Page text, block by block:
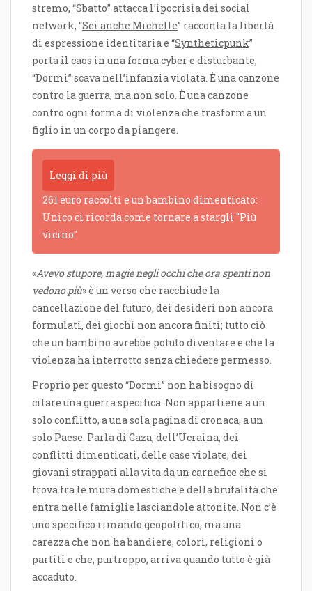
stremo, “Sbatto” attacca l’ipocrisia dei social
network, “Sei anche Michelle” racconta la libertà
di espressione identitaria e “Syntheticpunk”
porta il caos in una forma cyber e disturbante,
“Dormi” scava nell’infanzia violata. È una canzone
contro la guerra, ma non solo. È una canzone
contro ogni forma di violenza che trasforma un
figlio in un corpo da piangere.
Leggi di più
261 euro raccolti e un bambino dimenticato:
Unico ci ricorda come tornare a stargli "Più
vicino"
«Avevo stupore, magie negli occhi che ora spenti non
vedono più» è un verso che racchiude la
cancellazione del futuro, dei desideri non ancora
formulati, dei giochi non ancora finiti; tutto ciò
che un bambino avrebbe potuto diventare e che la
violenza ha interrotto senza chiedere permesso.
Proprio per questo “Dormi” non ha bisogno di
citare una guerra specifica. Non appartiene a un
solo conflitto, a una sola pagina di cronaca, a un
solo Paese. Parla di Gaza, dell’Ucraina, dei
conflitti dimenticati, delle case violate, dei
giovani strappati alla vita da un carnefice che si
trova tra le mura domestiche e della brutalità che
entra nelle famiglie lasciandole attonite. Non c’è
uno specifico rimando geopolitico, ma una
carezza che non ha bandiere, colori, religioni o
partiti e che, purtroppo, arriva quando tutto è già
accaduto.